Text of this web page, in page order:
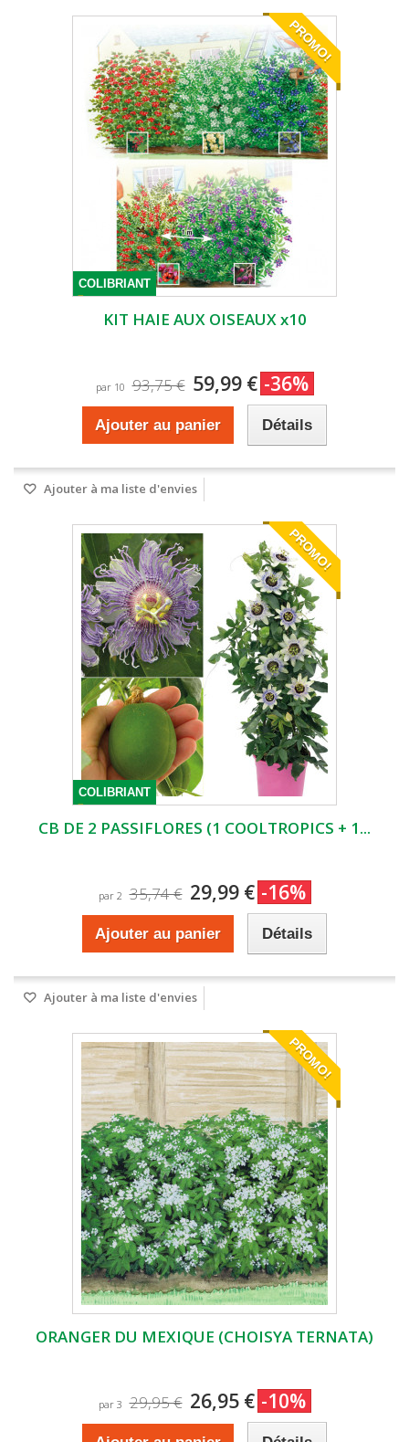
COLIBRIANT
PROMO!
KIT HAIE AUX OISEAUX x10
par 10 93,75 € 59,99 € -36%
Ajouter au panier Détails
Ajouter à ma liste d'envies
COLIBRIANT
PROMO!
CB DE 2 PASSIFLORES (1 COOLTROPICS + 1...
par 2 35,74 € 29,99 € -16%
Ajouter au panier Détails
Ajouter à ma liste d'envies
PROMO!
ORANGER DU MEXIQUE (CHOISYA TERNATA)
par 3 29,95 € 26,95 € -10%